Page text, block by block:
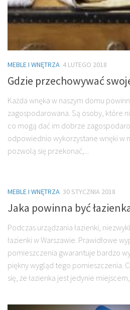
MEBLE I WNĘTRZA 4 LUTEGO 2018
Gdzie przechowywać
Każda wnęka w naszym domu
zagospodarowana. Są osoby, które
co mogą dać im dobrze
odpowiednio wykorzystane wnęki w
pozwolą się przekonać,...
MEBLE I WNĘTRZA 30 STYCZNIA 2018
Jaka powinna być
Podczas urządzania łazienki,
łazienki w Warszawie. Prawidłowe
pomieszczenia gwarantuje bardzo
piękny wygląd tego pomieszczenia.
się, że łazienka jest jedynie miejscem,